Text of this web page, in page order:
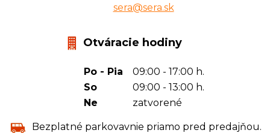
sera@sera.sk
Otváracie hodiny
Po - Pia
09:00 - 17:00 h.
So
09:00 - 13:00 h.
Ne
zatvorené
Bezplatné parkovavnie priamo pred predajňou.